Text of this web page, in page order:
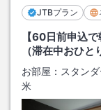
JTBプラン
【60日前申込
（滞在中おひ
お部屋： スタン
米